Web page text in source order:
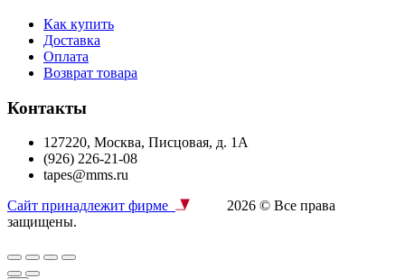
Как купить
Доставка
Оплата
Возврат товара
Контакты
127220, Москва, Писцовая, д. 1А
(926) 226-21-08
tapes@mms.ru
Сайт принадлежит фирме
2026 © Все права
защищены.